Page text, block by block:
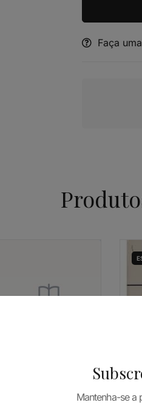
Alternative:
Faça
TEORIA E HISTÓRIA DAMantenha-se a